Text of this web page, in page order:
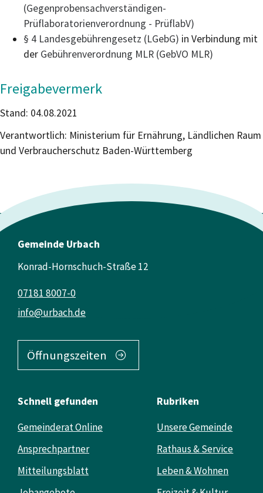
(Gegenprobensachverständigen-
Prüflaboratorienverordnung - PrüflabV)
§ 4 Landesgebührengesetz (LGebG) in Verbindung mit
der Gebührenverordnung MLR (GebVO MLR)
Freigabevermerk
Stand: 04.08.2021
Verantwortlich: Ministerium für Ernährung, Ländlichen Raum
und Verbraucherschutz Baden-Württemberg
Gemeinde Urbach
Konrad-Hornschuch-Straße 12
info@urbach.de
07181 8007-0
Öffnungszeiten
Schnell gefunden
Gemeinderat Online
Ansprechpartner
Mitteilungsblatt
Rubriken
Unsere Gemeinde
Rathaus & Service
Leben & Wohnen